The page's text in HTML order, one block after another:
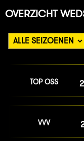
OVERZICHT
TOP OSS
VVV